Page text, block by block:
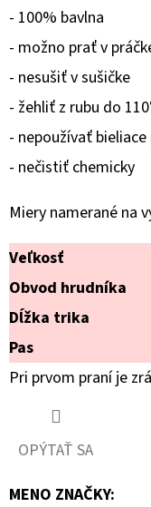
- 100% bavlna
- možno prať v
- nesušiť v sušičke
- žehliť z rubu do
- nepoužívať
- nečistiť chemicky
Miery namerané na
Veľkosť
Obvod hrudníka
Dĺžka trika
Pas
Pri prvom praní je
OPÝTAŤ SA
MENO ZNAČKY:
BILOBA
€21,90